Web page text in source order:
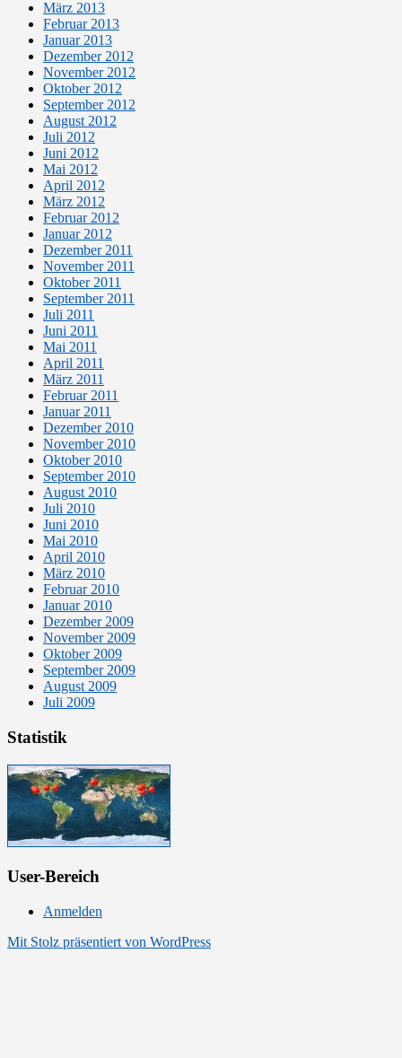
März 2013
Februar 2013
Januar 2013
Dezember 2012
November 2012
Oktober 2012
September 2012
August 2012
Juli 2012
Juni 2012
Mai 2012
April 2012
März 2012
Februar 2012
Januar 2012
Dezember 2011
November 2011
Oktober 2011
September 2011
Juli 2011
Juni 2011
Mai 2011
April 2011
März 2011
Februar 2011
Januar 2011
Dezember 2010
November 2010
Oktober 2010
September 2010
August 2010
Juli 2010
Juni 2010
Mai 2010
April 2010
März 2010
Februar 2010
Januar 2010
Dezember 2009
November 2009
Oktober 2009
September 2009
August 2009
Juli 2009
Statistik
User-Bereich
Anmelden
Mit Stolz präsentiert von WordPress